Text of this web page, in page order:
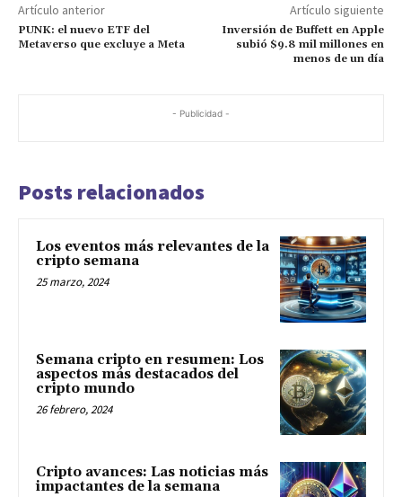
Artículo anterior
PUNK: el nuevo ETF del
Metaverso que excluye a Meta
Artículo siguiente
Inversión de Buffett en Apple
subió $9.8 mil millones en
menos de un día
- Publicidad -
Posts relacionados
Los eventos más relevantes de la
cripto semana
25 marzo, 2024
Semana cripto en resumen: Los
aspectos más destacados del
cripto mundo
26 febrero, 2024
Cripto avances: Las noticias más
impactantes de la semana